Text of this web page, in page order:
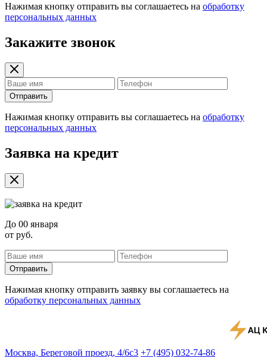
Нажимая кнопку отправить вы соглашаетесь на обработку
персональных данных
Закажите звонок
Отправить
Нажимая кнопку отправить вы соглашаетесь на обработку
персональных данных
Заявка на кредит
До 00 января
от руб.
Отправить
Нажимая кнопку отправить заявку вы соглашаетесь на
обработку персональных данных
Москва, Береговой проезд, 4/6с3 +7 (495) 032-74-86